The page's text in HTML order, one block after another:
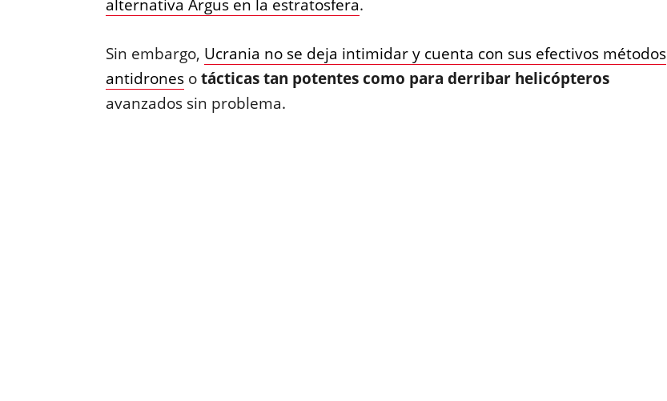
alternativa Argus en la estratosfera.
Sin embargo, Ucrania no se deja intimidar y cuenta con sus efectivos métodos
antidronesotácticas tan potentes como para derribar helicópteros
avanzados sin problema.